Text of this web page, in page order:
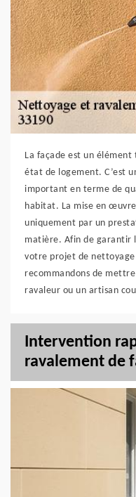
La façade est un
état de logement. C’est
important en terme de
habitat. La mise en
uniquement par un
matière. Afin de garantir
votre projet de
recommandons de
ravaleur ou un artisan
Intervention
ravalement de